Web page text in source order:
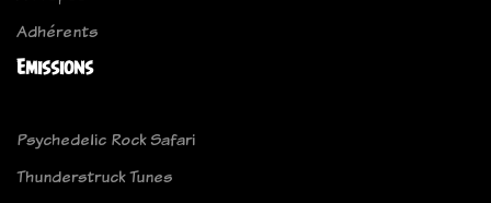
Adhérents
Emissions
Psychedelic Rock Safari
Thunderstruck Tunes